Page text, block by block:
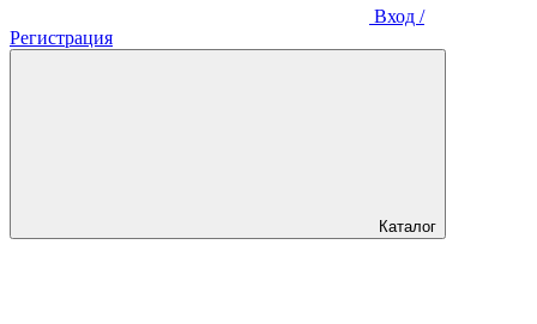
Вход /
Регистрация
Каталог